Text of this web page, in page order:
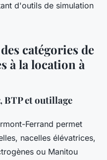
d'outils de simulation
catégories de
à la location à
BTP et outillage
Ferrand permet
nacelles élévatrices,
ou Manitou